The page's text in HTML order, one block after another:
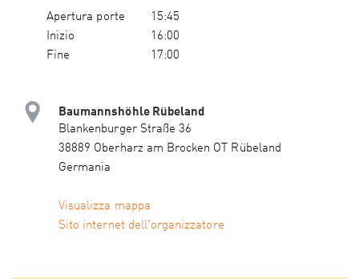
Apertura porte
15:45
Inizio
16:00
Fine
17:00
Baumannshöhle Rübeland
Blankenburger Straße 36
38889 Oberharz am Brocken OT Rübeland
Germania
Visualizza mappa
Sito internet dell'organizzatore